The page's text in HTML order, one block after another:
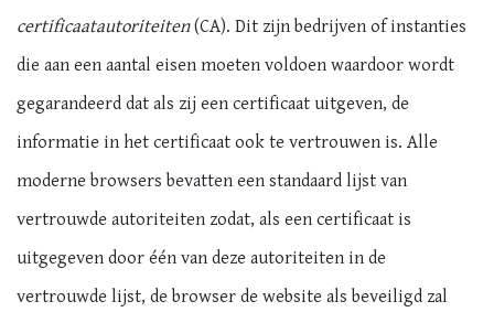
certificaatautoriteiten(CA). Dit zijn bedrijven of instanties
die aan een aantal eisen moeten voldoen waardoor wordt
gegarandeerd dat als zij een certificaat uitgeven, de
informatie in het certificaat ook te vertrouwen is. Alle
moderne browsers bevatten een standaard lijst van
vertrouwde autoriteiten zodat, als een certificaat is
uitgegeven door één van deze autoriteiten in de
vertrouwde lijst, de browser de website als beveiligd zal